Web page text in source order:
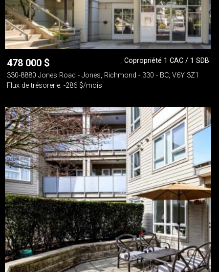
478 000 $
Copropriété 1 CAC / 1 SDB
330-8880 Jones Road - Jones, Richmond - 330 - BC, V6Y 3Z1
Flux de trésorerie: -286 $/mois